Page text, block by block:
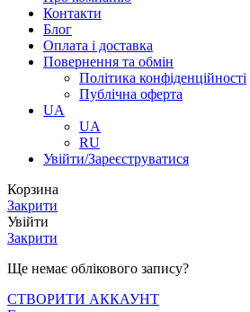
Контакти
Блог
Оплата і доставка
Повернення та обмін
Політика конфіденційності
Публічна оферта
UA
UA
RU
Увійти/Зареєструватися
Корзина
Закрити
Увійти
Закрити
Ще немає облікового запису?
СТВОРИТИ АККАУНТ